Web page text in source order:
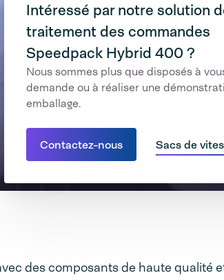
Intéressé par notre solution
traitement des commandes
Speedpack Hybrid 400 ?
Nous sommes plus que disposés à
demande ou à réaliser une
emballage.
Contactez-nous Sacs de
des composants de haute qualité